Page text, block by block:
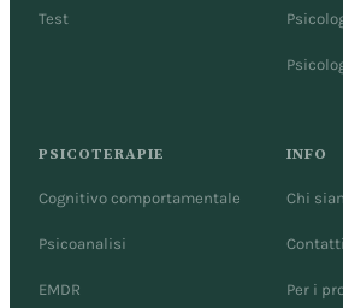
Test
PSICOTERAPIE
Cognitivo comportamentale
Psicoanalisi
EMDR
INFO
Chi
Contatti
Per i